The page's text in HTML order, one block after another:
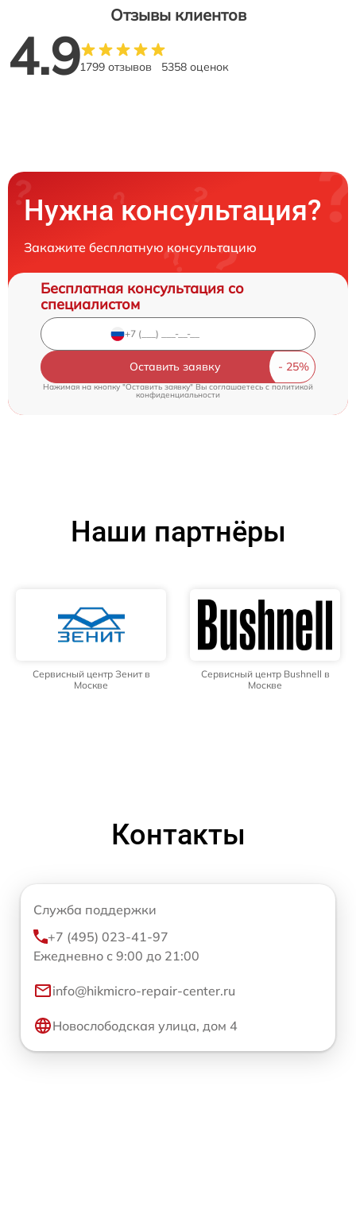
Отзывы клиентов
4.91799 отзывов 5358 оценок
Нужна консультация?
Закажите бесплатную консультацию
Бесплатная консультация со
специалистом
Оставить заявку
Нажимая на кнопку "Оставить заявку" Вы соглашаетесь cполитикой
конфиденциальности
Наши партнёры
Сервисный центр Зенит в
Москве
Сервисный центр Bushnell в
Москве
Контакты
Служба поддержки
+7 (495) 023-41-97
Ежедневно с 9:00 до 21:00
info@hikmicro-repair-center.ru
Новослободская улица, дом 4